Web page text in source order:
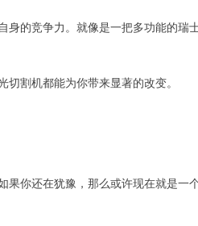
身的竞争力。就像是一把多功能的瑞
割机都能为你带来显著的改变。
你还在犹豫，那么或许现在就是一